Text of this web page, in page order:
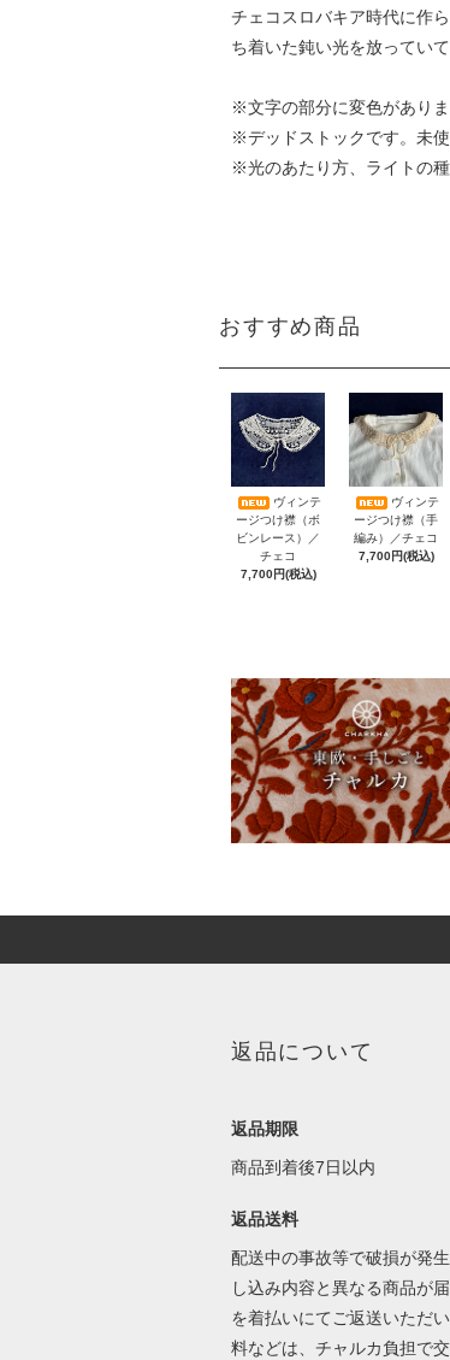
チェコスロバキア時代に作
ち着いた鈍い光を放ってい
※文字の部分に変色があり
※デッドストックです。未
※光のあたり方、ライトの
おすすめ商品
ヴィンテ
ージつけ襟（ボ
ビンレース）／
チェコ
7,700円(税込)
ヴィンテ
ージつけ襟（手
編み）／チェコ
7,700円(税込)
返品について
返品期限
商品到着後7日以内
返品送料
配送中の事故等で破損が発
し込み内容と異なる商品が
を着払いにてご返送いただ
料などは、チャルカ負担で